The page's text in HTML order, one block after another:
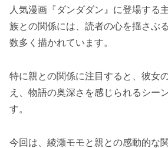
人気漫画『ダンダダン』に登場する
族との関係には、読者の心を揺さぶ
数多く描かれています。
特に親との関係に注目すると、彼女
え、物語の奥深さを感じられるシー
す。
今回は、綾瀬モモと親との感動的な